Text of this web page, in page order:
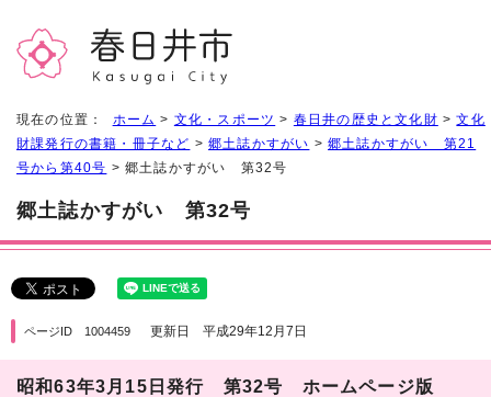
現在の位置： ホーム > 文化・スポーツ > 春日井の歴史と文化財 >文化
財課発行の書籍・冊子など >郷土誌かすがい >郷土誌かすがい 第21
号から第40号 > 郷土誌かすがい 第32号
郷土誌かすがい 第32号
ページID 1004459 更新日 平成29年12月7日
昭和63年3月15日発行 第32号 ホームページ版